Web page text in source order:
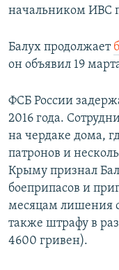
начальником ИВС
Балух продолжает
он объявил 19
ФСБ России
2016 года.
на чердаке дома,
патронов и
Крыму признал
боеприпасов и
месяцам лишения
также штрафу в
4600 гривен).